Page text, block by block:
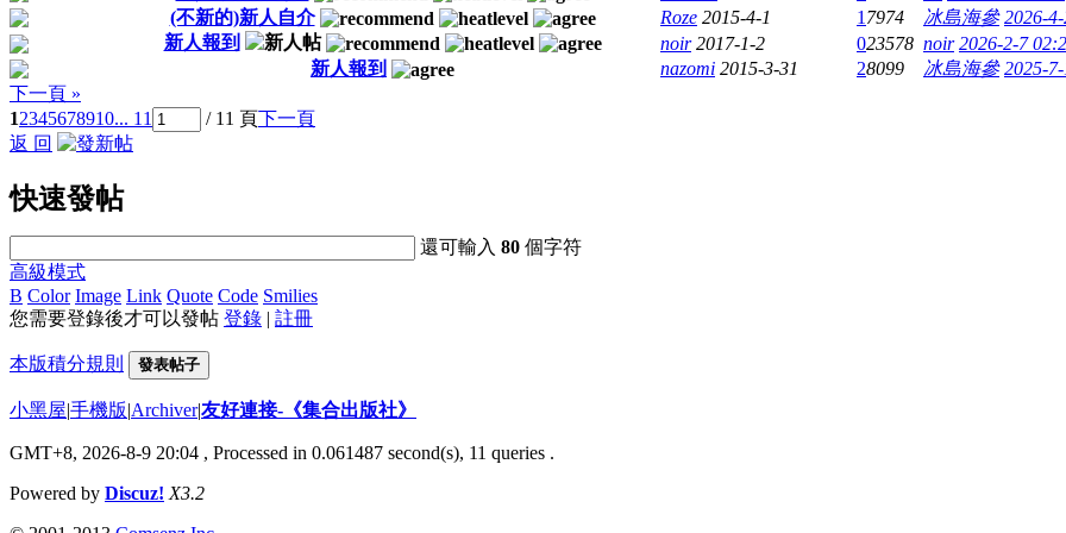
(不新的)新人自介
Roze 2015-4-1 1 7974 冰島海參 2026-
新人報到
noir 2017-1-2 023578 noir 2026-2-7
新人報到
nazomi 2015-3-31 28099 冰島海參 2025-
下一頁 »
12345678910... 11 / 11 頁下一頁
返 回
快速發帖
還可輸入80 個字符
高級模式
B Color Image Link Quote Code Smilies
您需要登錄後才可以發帖 登錄 | 註冊
本版積分規則 發表帖子
小黑屋|手機版|Archiver|友好連接-《集合出版社》
GMT+8, 2026-8-9 20:04 , Processed in 0.061487 second(s), 11 queries .
Powered by Discuz! X3.2